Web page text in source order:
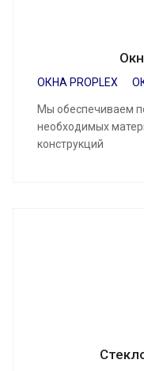
ОКНА PROPLEX
Мы обеспечиваем
необходимых
конструкций